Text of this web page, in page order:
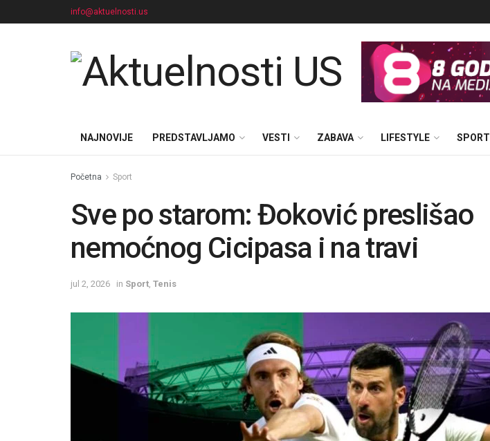
info@aktuelnosti.us
NAJNOVIJE PREDSTAVLJAMO VESTI ZABAVA LIFESTYLE SPORT
Početna Sport
Sve po starom: Đoković preslišao
nemoćnog Cicipasa i na travi
jul 2, 2026 in Sport Tenis